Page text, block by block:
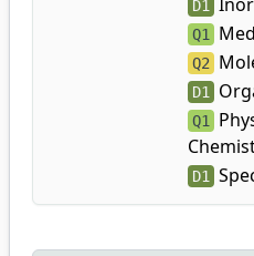
D1
Q1
Q2
D1
Q1
D1